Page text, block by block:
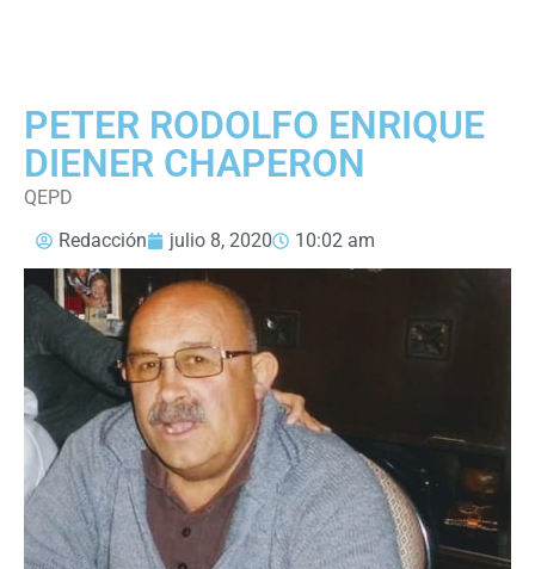
PETER RODOLFO ENRIQUE
DIENER CHAPERON
QEPD
Redacción
julio 8, 2020 10:02 am